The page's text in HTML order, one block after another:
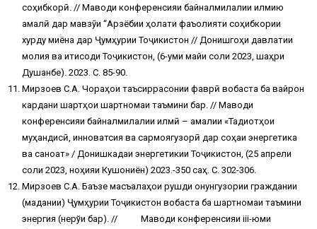
соҳибкорӣ. // Маводи конференсияи байналмилалии илмию
амалӣ дар мавзӯи “Арзёбии ҳолати фаъолияти соҳибкории
хурду миёна дар Ҷумҳурии Тоҷикистон // Донишгоҳи давлатии
молия ва иқтисоди Тоҷикистон, (6-уми майи соли 2023, шаҳри
Душанбе). 2023. С. 85-90.
Мирзоев С.А. Чораҳои таъсиррасонии фаврӣ вобаста ба вайрон
кардани шартҳои шартномаи таъмини барқ. // Маводи
конференсияи байналмилалии илмӣ – амалии «Тадқиқотҳои
муҳандисӣ, инноватсия ва сармоягузорӣ дар соҳаи энергетика
ва саноат» / Донишкадаи энергетикии Тоҷикистон, (25 апрели
соли 2023, ноҳияи Кушониён) 2023.-350 саҳ. С. 302-306.
Мирзоев С.А. Баъзе масъалаҳои рушди қонунгузории граждании
(мадании) Ҷумҳурии Тоҷикистон вобаста ба шартномаи таъмини
энергия (нерўи барқ). // Маводи конференсияи iii-юми